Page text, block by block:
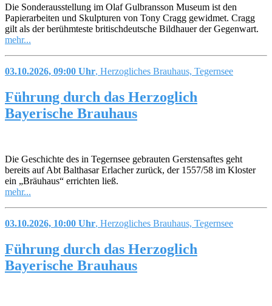
Die Sonderausstellung im Olaf Gulbransson Museum ist den
Papierarbeiten und Skulpturen von Tony Cragg gewidmet. Cragg
gilt als der berühmteste britischdeutsche Bildhauer der Gegenwart.
mehr...
03.10.2026, 09:00 Uhr, Herzogliches Brauhaus, Tegernsee
Führung durch das Herzoglich
Bayerische Brauhaus
Die Geschichte des in Tegernsee gebrauten Gerstensaftes geht
bereits auf Abt Balthasar Erlacher zurück, der 1557/58 im Kloster
ein „Bräuhaus“ errichten ließ.
mehr...
03.10.2026, 10:00 Uhr, Herzogliches Brauhaus, Tegernsee
Führung durch das Herzoglich
Bayerische Brauhaus